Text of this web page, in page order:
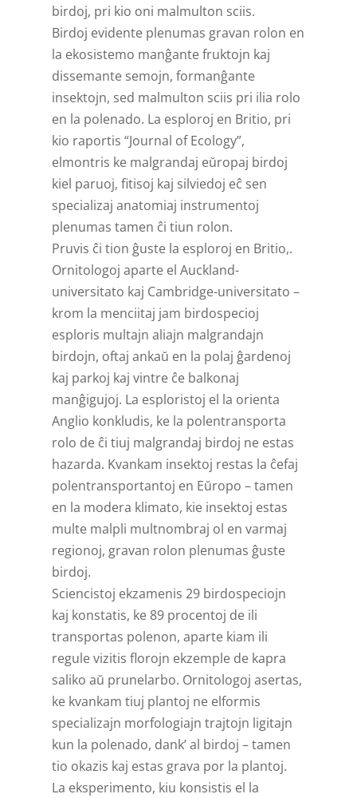
birdoj, pri kio oni malmulton sciis.
Birdoj evidente plenumas gravan rolon en
la ekosistemo manĝante fruktojn kaj
dissemante semojn, formanĝante
insektojn, sed malmulton sciis pri ilia rolo
en la polenado. La esploroj en Britio, pri
kio raportis “Journal of Ecology”,
elmontris ke malgrandaj eŭropaj birdoj
kiel paruoj, fitisoj kaj silviedoj eĉ sen
specializaj anatomiaj instrumentoj
plenumas tamen ĉi tiun rolon.
Pruvis ĉi tion ĝuste la esploroj en Britio,.
Ornitologoj aparte el Auckland-
universitato kaj Cambridge-universitato –
krom la menciitaj jam birdospecioj
esploris multajn aliajn malgrandajn
birdojn, oftaj ankaŭ en la polaj ĝardenoj
kaj parkoj kaj vintre ĉe balkonaj
manĝigujoj. La esploristoj el la orienta
Anglio konkludis, ke la polentransporta
rolo de ĉi tiuj malgrandaj birdoj ne estas
hazarda. Kvankam insektoj restas la ĉefaj
polentransportantoj en Eŭropo – tamen
en la modera klimato, kie insektoj estas
multe malpli multnombraj ol en varmaj
regionoj, gravan rolon plenumas ĝuste
birdoj.
Sciencistoj ekzamenis 29 birdospeciojn
kaj konstatis, ke 89 procentoj de ili
transportas polenon, aparte kiam ili
regule vizitis florojn ekzemple de kapra
saliko aŭ prunelarbo. Ornitologoj asertas,
ke kvankam tiuj plantoj ne elformis
specializajn morfologiajn trajtojn ligitajn
kun la polenado, dank’ al birdoj – tamen
tio okazis kaj estas grava por la plantoj.
La eksperimento, kiu konsistis el la